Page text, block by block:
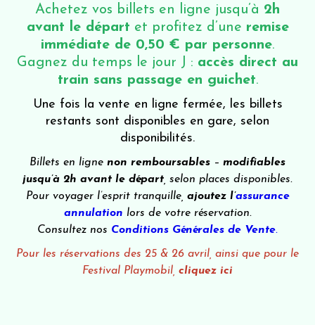
Achetez vos billets en ligne jusqu’à 2h
avant le départ et profitez d’une remise
immédiate de 0,50 € par personne.
Gagnez du temps le jour J : accès direct au
train sans passage en guichet.
Une fois la vente en ligne fermée, les billets
restants sont disponibles en gare, selon
disponibilités.
Billets en ligne non remboursables – modifiables
jusqu’à 2h avant le départ , selon places disponibles.
Pour voyager l’esprit tranquille, ajoutez l’assurance
annulation lors de votre réservation.
Consultez nos Conditions Générales de Vente.
Pour les réservations des 25 & 26 avril, ainsi que pour le
Festival Playmobil, cliquez ici